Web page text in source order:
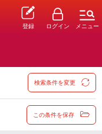
登録 ログイン メニュー
検索条件を変更
この条件を保存